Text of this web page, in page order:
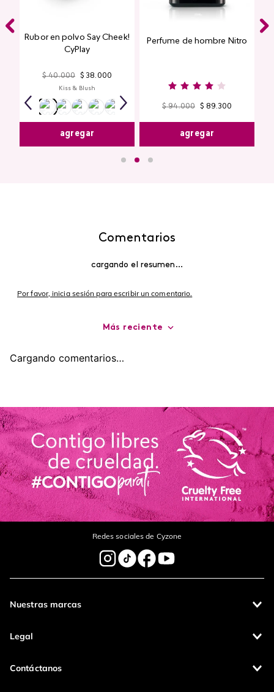
Rubor en polvo Say Cheek!
CyPlay
$ 40.000 $ 38.000
Kiss & Blush
agregar
Perfume de hombre Nitro
$ 94.000 $ 89.300
agregar
Comentarios
cargando el resumen…
Por favor, inicia sesión para escribir un comentario.
Más reciente
Cargando comentarios…
Redes sociales de Cyzone
Nuestras marcas
Legal
Contáctanos